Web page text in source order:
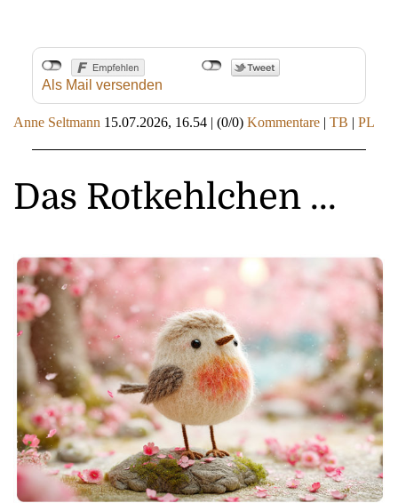
Als Mail versenden
Anne Seltmann 15.07.2026, 16.54 (0/0) Kommentare TB PL
Das Rotkehlchen ...